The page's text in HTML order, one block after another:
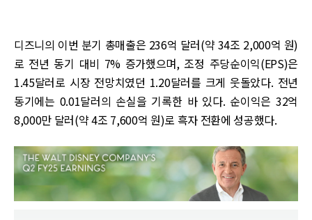
디즈니의 이번 분기 총매출은 236억 달러(약 34조 2,000억 원)
로 전년 동기 대비 7% 증가했으며, 조정 주당순이익(EPS)은
1.45달러로 시장 전망치였던 1.20달러를 크게 웃돌았다. 전년
동기에는 0.01달러의 손실을 기록한 바 있다. 순이익은 32억
8,000만 달러(약 4조 7,600억 원)로 흑자 전환에 성공했다.